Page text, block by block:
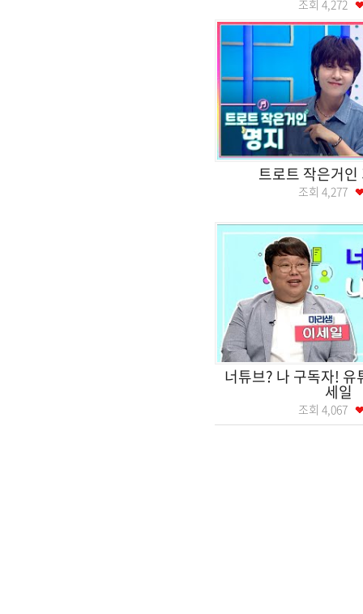
조회 4,272
트로트 작은거인
조회 4,277
너튜브? 나 구독자!
세일
조회 4,067